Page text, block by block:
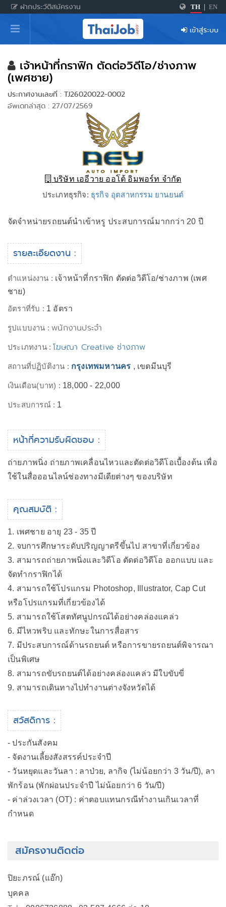
ฝากประวัติสมัครงาน TH EN
หน้าหลัก
ผู้สมัครงาน: เข้าสู่ระบบ
ฝากประวัติสมัครงาน
เกร็ดความรู้
สำหรับผู้ประกอบการ
เข้าสู่ระบบ
เจ้าหน้าที่กราฟิก ตัดต่อวิดีโอ/ช่างภาพ
(เพศชาย)
ประกาศงานเลขที่ : TJ26020022-0002
อัพเดทล่าสุด : 27/07/2569
บริษัท เออีวาย ออโต้ อิมพอร์ท จำกัด
ประเภทธุรกิจ: ธุรกิจ อุตสาหกรรม ยานยนต์
จัดจำหน่ายรถยนต์นำเข้าหรู ประสบการณ์มากกว่า 20 ปี
รายละเอียดงาน :
ตำแหน่งงาน : เจ้าหน้าที่กราฟิก ตัดต่อวิดีโอ/ช่างภาพ (เพศ
ชาย)
อัตราที่รับ : 1 อัตรา
รูปแบบงาน :พนักงานประจำ
ประเภทงาน :โฆษณา Creative ช่างภาพ
สถานที่ปฏิบัติงาน : กรุงเทพมหานคร , เขตมีนบุรี
เงินเดือน(บาท) : 18,000 - 22,000
ประสบการณ์ : 1
หน้าที่ความรับผิดชอบ :
ถ่ายภาพนิ่ง ถ่ายภาพเคลื่อนไหวและตัดต่อวิดีโอเบื้องต้น เพื่อ
ใช้ในสื่อออนไลน์ช่องทางมีเดียต่างๆ ของบริษัท
คุณสมบัติ :
1. เพศชาย อายุ 23 - 35 ปี
2. จบการศึกษาระดับปริญญาตรีขึ้นไป สาขาที่เกี่ยวข้อง
3. สามารถถ่ายภาพนิ่งและวิดีโอ ตัดต่อวิดีโอ ออกแบบ และ
จัดทำกราฟิกได้
4. สามารถใช้โปรแกรม Photoshop, Illustrator, Cap Cut
หรือโปรแกรมที่เกี่ยวข้องได้
5. สามารถใช้โสตทัศนูปกรณ์ได้อย่างคล่องแคล่ว
6. มีไหวพริบ และทักษะในการสื่อสาร
7. มีประสบการณ์ด้านรถยนต์ หรือการขายรถยนต์พิจารณา
เป็นพิเศษ
8. สามารถขับรถยนต์ได้อย่างคล่องแคล่ว มีใบขับขี่
9. สามารถเดินทางไปทำงานต่างจังหวัดได้
สวัสดิการ :
- ประกันสังคม
- จัดงานเลี้ยงสังสรรค์ประจำปี
- วันหยุดและวันลา : ลาป่วย, ลากิจ (ไม่น้อยกว่า 3 วัน/ปี), ลา
พักร้อน (พักผ่อนประจำปี ไม่น้อยกว่า 6 วัน/ปี)
- ค่าล่วงเวลา (OT) : ค่าตอบแทนกรณีทำงานเกินเวลาที่
กำหนด
สมัครงานติดต่อ
ปิยะภรณ์ (แอ๊ก)
บุคคล